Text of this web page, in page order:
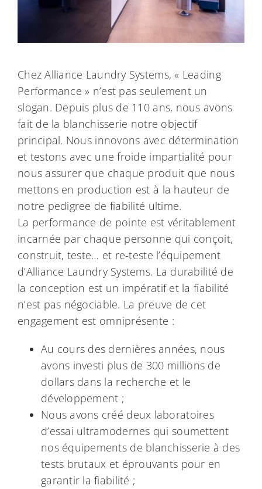
Chez Alliance Laundry Systems, « Leading
Performance » n’est pas seulement un
slogan. Depuis plus de 110 ans, nous avons
fait de la blanchisserie notre objectif
principal. Nous innovons avec détermination
et testons avec une froide impartialité pour
nous assurer que chaque produit que nous
mettons en production est à la hauteur de
notre pedigree de fiabilité ultime.
La performance de pointe est véritablement
incarnée par chaque personne qui conçoit,
construit, teste… et re-teste l’équipement
d’Alliance Laundry Systems. La durabilité de
la conception est un impératif et la fiabilité
n’est pas négociable. La preuve de cet
engagement est omniprésente :
Au cours des dernières années, nous
avons investi plus de 300 millions de
dollars dans la recherche et le
développement ;
Nous avons créé deux laboratoires
d’essai ultramodernes qui soumettent
nos équipements de blanchisserie à des
tests brutaux et éprouvants pour en
garantir la fiabilité ;